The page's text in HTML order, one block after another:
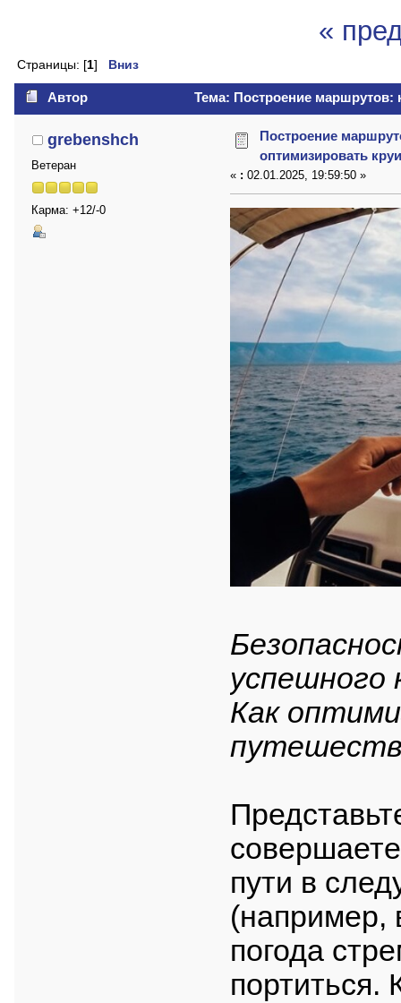
«
Страницы: [1] Вниз
Автор Тема: Построение маршрутов:
grebenshch
Ветеран
Карма: +12/-0
Построение
оптимизировать
« : 02.01.2025, 19:59:50 »
успешного
Как
пути в
(например,
погода
портиться.